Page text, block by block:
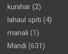
kunihar (2)
lahaul spiti (4)
manali (1)
Mandi (631)